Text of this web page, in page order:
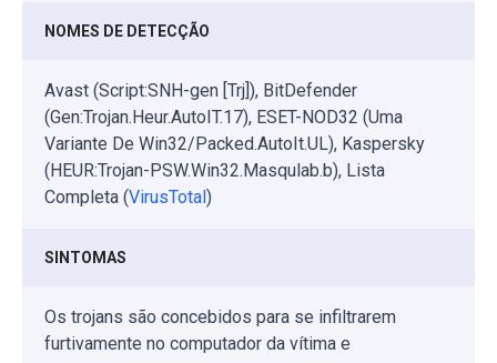
NOMES DE DETECÇÃO
Avast (Script:SNH-gen [Trj]), BitDefender
(Gen:Trojan.Heur.AutoIT.17), ESET-NOD32 (Uma
Variante De Win32/Packed.AutoIt.UL), Kaspersky
(HEUR:Trojan-PSW.Win32.Masqulab.b), Lista
Completa (VirusTotal)
SINTOMAS
Os trojans são concebidos para se infiltrarem
furtivamente no computador da vítima e